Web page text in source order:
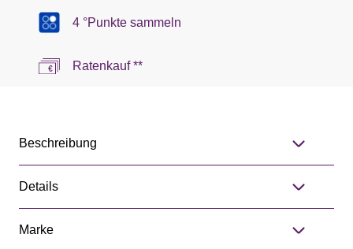
4 °Punkte sammeln
Ratenkauf **
Beschreibung
Details
Marke